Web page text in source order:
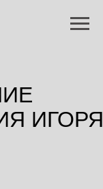
ИГОРЯ